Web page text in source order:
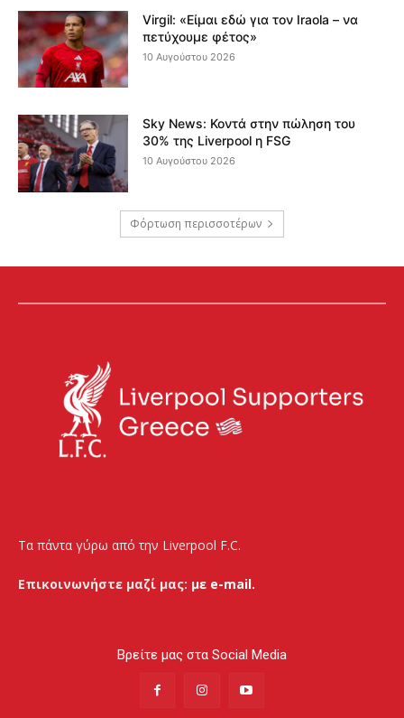
Virgil: «Είμαι εδώ για τον Iraola – να
πετύχουμε φέτος»
10 Αυγούστου 2026
Sky News: Κοντά στην πώληση του
30% της Liverpool η FSG
10 Αυγούστου 2026
Φόρτωση περισσοτέρων
Τα πάντα γύρω από την Liverpool F.C.
Επικοινωνήστε μαζί μας: με e-mail.
Βρείτε μας στα Social Media